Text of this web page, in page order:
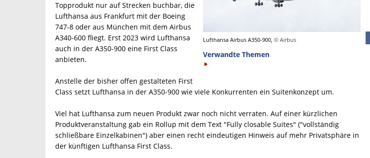
Lufthansa Airbus A350-900, © Airbus
Verwandte Themen
Topprodukt nur auf Strecken buchbar, die
Lufthansa aus Frankfurt mit der Boeing
747-8 oder aus München mit dem Airbus
A340-600 fliegt. Erst 2023 wird Lufthansa
auch in der A350-900 eine First Class
anbieten.
Anstelle der bisher offen gestalteten First
Class setzt Lufthansa in der A350-900 wie viele Konkurrenten ein Suitenkonzept um.
Viel hat Lufthansa zum neuen Produkt zwar noch nicht verraten. Auf einer kürzlichen
Produktveranstaltung gab ein Rollup mit dem Text "Fully closable Suites" ("vollständig
schließbare Einzelkabinen") aber einen recht eindeutigen Hinweis auf mehr Privatsphäre in
der künftigen Lufthansa First Class.